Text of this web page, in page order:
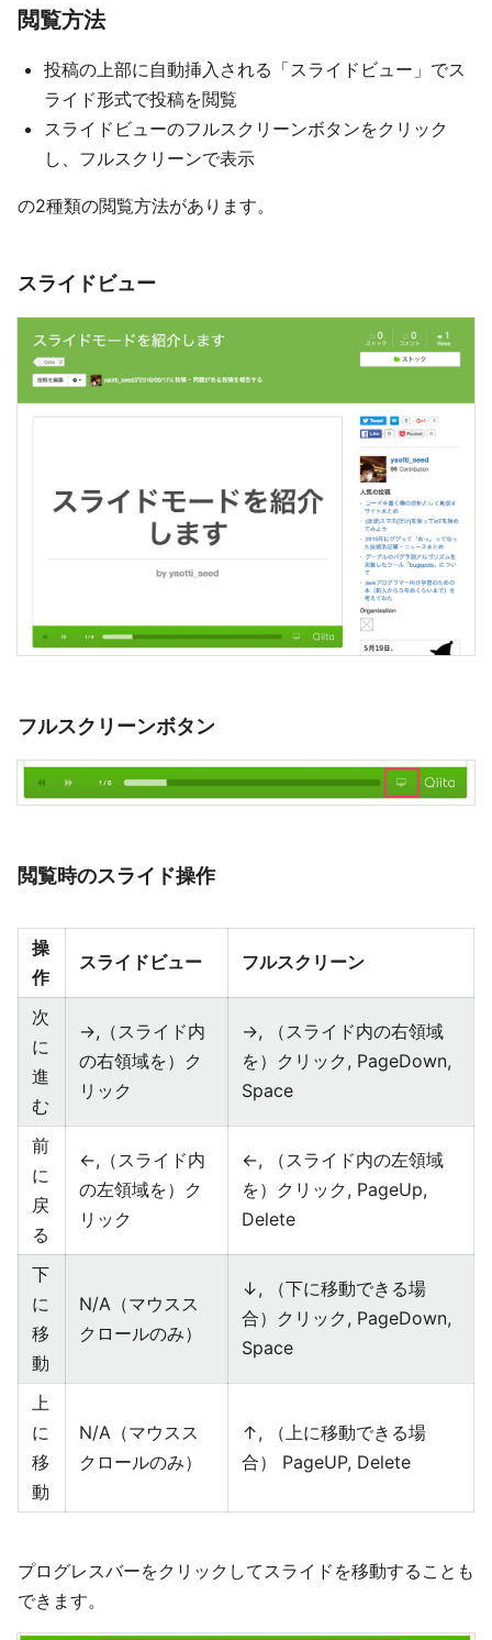
閲覧方法
投稿の上部に自動挿入される「スライドビュー」でス
ライド形式で投稿を閲覧
スライドビューのフルスクリーンボタンをクリック
し、フルスクリーンで表示
の2種類の閲覧方法があります。
スライドビュー
フルスクリーンボタン
閲覧時のスライド操作
操
作
スライドビュー フルスクリーン
次
に
進
む
→,（スライド内
の右領域を）ク
リック
→, （スライド内の右領域
を）クリック, PageDown,
Space
前
に
戻
る
←,（スライド内
の左領域を）ク
リック
←, （スライド内の左領域
を）クリック, PageUp,
Delete
下
に
移
動
N/A（マウスス
クロールのみ）
↓, （下に移動できる場
合）クリック, PageDown,
Space
上
に
移
動
N/A（マウスス
クロールのみ）
↑, （上に移動できる場
合） PageUP, Delete
プログレスバーをクリックしてスライドを移動することも
できます。